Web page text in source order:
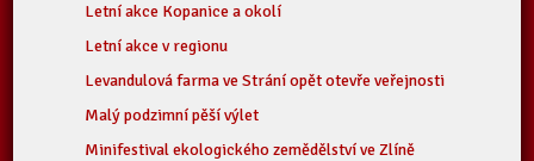
Letní akce Kopanice a okolí
Letní akce v regionu
Levandulová farma ve Strání opět otevře veřejnosti
Malý podzimní pěší výlet
Minifestival ekologického zemědělství ve Zlíně